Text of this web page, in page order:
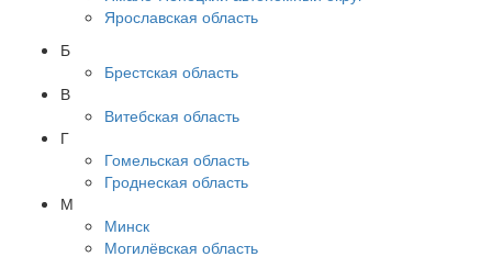
Ярославская область
Б
Брестская область
В
Витебская область
Г
Гомельская область
Гроднеская область
М
Минск
Могилёвская область